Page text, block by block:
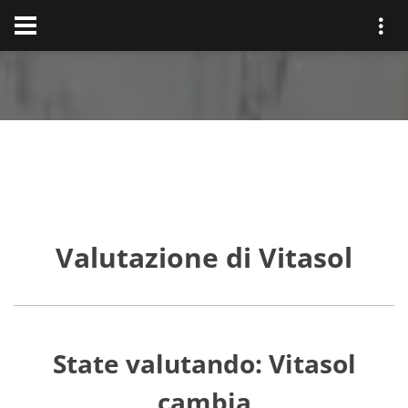
Valutazione di Vitasol
State valutando: Vitasol